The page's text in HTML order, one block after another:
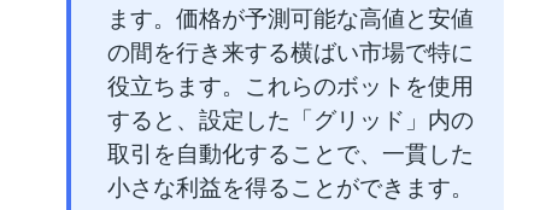
ます。価格が予測可能な高値と安値
の間を行き来する横ばい市場で特に
役立ちます。これらのボットを使用
すると、設定した「グリッド」内の
取引を自動化することで、一貫した
小さな利益を得ることができます。